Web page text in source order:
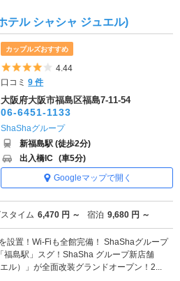
テル シャシャ ジュエル)
カップルズおすすめ
5つ星のうち4
4.44
口コミ9 件
大阪府大阪市福島区福島7-11-54
06-6451-1133
ShaShaグループ
新福島駅 (徒歩2分)
出入橋IC (車5分)
Googleマップで開く
タイム 6,470 円 ～ 宿泊 9,680 円 ～
設置！Wi-Fiも全館完備！ ShaShaグループ
島駅」スグ！ShaSha グループ新店舗
ル）」が全面改装グランドオープン！2...